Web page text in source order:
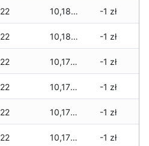
22 10,180 zł -1 zł
22 10,180 zł -1 zł
22 10,170 zł -1 zł
22 10,170 zł -1 zł
22 10,170 zł -1 zł
22 10,170 zł -1 zł